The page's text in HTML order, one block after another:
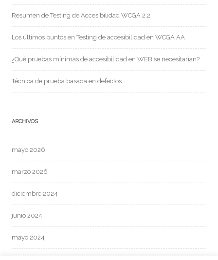
Resumen de Testing de Accesibilidad WCGA 2.2
Los últimos puntos en Testing de accesibilidad en WCGA AA
¿Qué pruebas mínimas de accesibilidad en WEB se necesitarían?
Técnica de prueba basada en defectos
ARCHIVOS
mayo 2026
marzo 2026
diciembre 2024
junio 2024
mayo 2024